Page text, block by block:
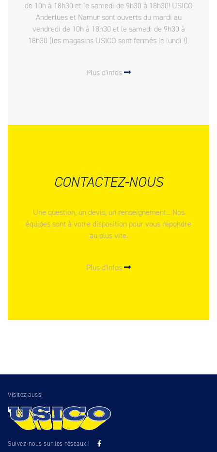
de 10h à 18h30 et le samedi de 9h30 à 18h30! USICO
Anderlues et Namur sont ouverts du mardi au
vendredi de 10h à 18h30 et le samedi de 9h30 à
18h30 (les magasins USICO sont fermés le lundi !).
Plus d'infos
CONTACTEZ-NOUS
Une question, un devis, un renseignement... Nos
équipes sont à votre disposition pour vous répondre
au plus vite.
Plus d'infos
Visitez aussi
Suivez-nous sur les réseaux !